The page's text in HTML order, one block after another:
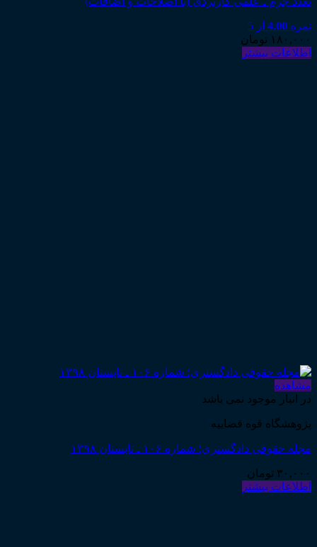
نمره 4.00 از 5
۱۸۰,۰۰۰ تومان
اطلاعات بیشتر
مشاهده
در انبار موجود نمی باشد
پژوهشگاه قوه قضاییه
مجله حقوقی دادگستری؛ شماره ۱۰۶ ـ تابستان ۱۳۹۸
۳۰,۰۰۰ تومان
اطلاعات بیشتر